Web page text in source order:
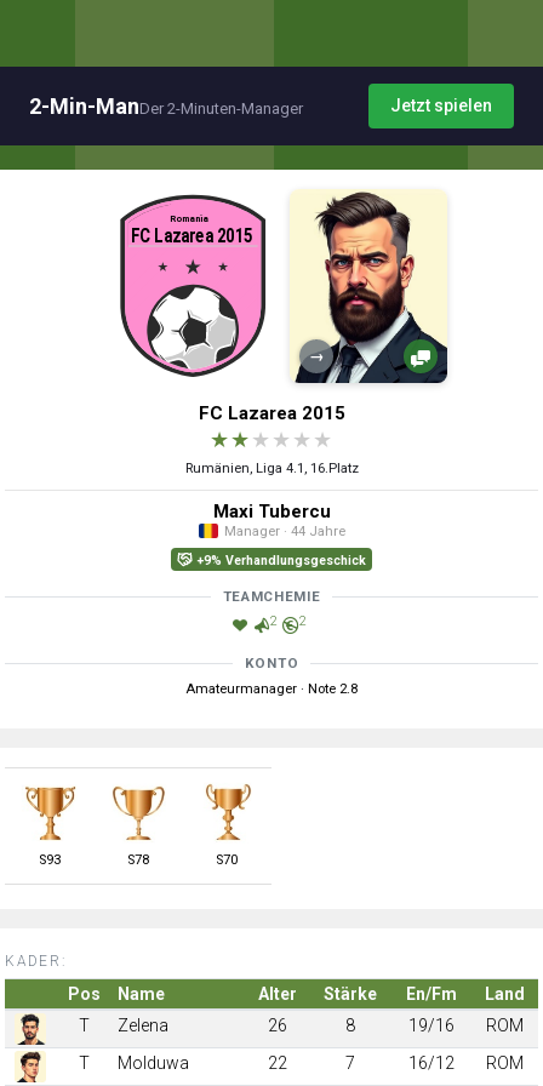
2-Min-ManDer 2-Minuten-Manager Jetzt spielen
→
FC Lazarea 2015
★★★ ★ ★ ★
Rumänien, Liga 4.1, 16.Platz
Maxi Tubercu
Manager · 44 Jahre
+9% Verhandlungsgeschick
TEAMCHEMIE
2 2
KONTO
Amateurmanager · Note 2.8
S93 S78 S70
KADER:
Pos Name Alter Stärke En/Fm
Land
T
Zelena 26 8 19/16
ROM
T
Molduwa 22 7 16/12 ROM